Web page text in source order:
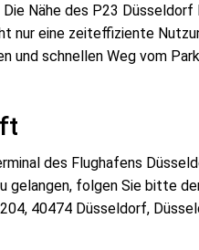
Die Nähe des P23
nur eine zeiteffiziente
und schnellen Weg vom
des Flughafens
gelangen, folgen Sie bitte
40474 Düsseldorf,